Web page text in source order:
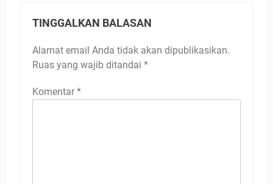
TINGGALKAN BALASAN
Alamat email Anda tidak akan dipublikasikan.
Ruas yang wajib ditandai *
Komentar *